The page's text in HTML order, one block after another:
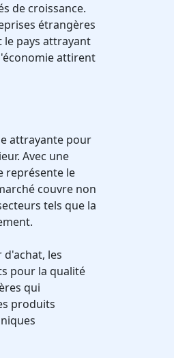
de croissance.
étrangères
pays attrayant
attirent
attrayante pour
Avec une
représente le
couvre non
tels que la
d'achat, les
pour la qualité
qui
produits